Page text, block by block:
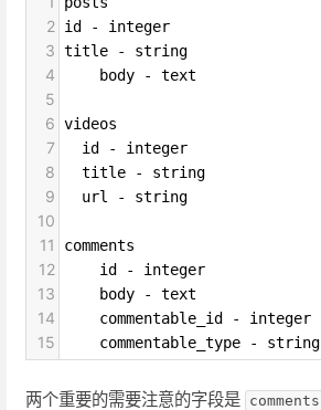
2 id - integer
3 title - string
4
    body - text
5
6 videos
7
  id - integer
8
  title - string
9
  url - string
10
11
comments
12
    id - integer
13
    body - text
14
    commentable_id - integer
15
    commentable_type - string
两个重要的需要注意的字段是 comments